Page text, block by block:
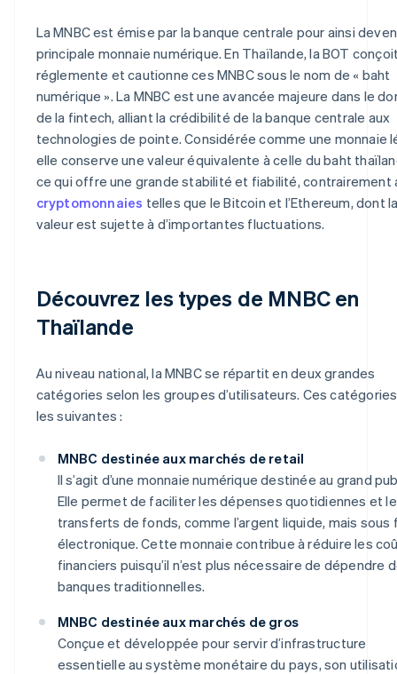
La MNBC est émise par la banque centrale pour ainsi
principale monnaie numérique. En Thaïlande, la BOT
réglemente et cautionne ces MNBC sous le nom de « baht
numérique ». La MNBC est une avancée majeure dans le
de la fintech, alliant la crédibilité de la banque centrale aux
technologies de pointe. Considérée comme une monnaie
elle conserve une valeur équivalente à celle du baht
ce qui offre une grande stabilité et fiabilité, contrairement
cryptomonnaies telles que le Bitcoin et l’Ethereum, dont
valeur est sujette à d’importantes fluctuations.
Découvrez les types de MNBC en
Thaïlande
Au niveau national, la MNBC se répartit en deux grandes
catégories selon les groupes d’utilisateurs. Ces
les suivantes :
MNBC destinée aux marchés de retail
Il s’agit d’une monnaie numérique destinée au grand
Elle permet de faciliter les dépenses quotidiennes et
transferts de fonds, comme l’argent liquide, mais sous
électronique. Cette monnaie contribue à réduire les
financiers puisqu’il n’est plus nécessaire de dépendre
banques traditionnelles.
MNBC destinée aux marchés de gros
Conçue et développée pour servir d’infrastructure
essentielle au système monétaire du pays, son